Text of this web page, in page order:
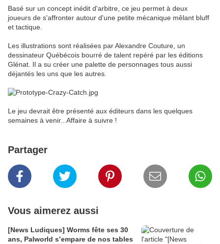
Basé sur un concept inédit d'arbitre, ce jeu permet à deux
joueurs de s'affronter autour d'une petite mécanique mêlant bluff
et tactique.
Les illustrations sont réalisées par Alexandre Couture, un
dessinateur Québécois bourré de talent repéré par les éditions
Glénat. Il a su créer une palette de personnages tous aussi
déjantés les uns que les autres.
Le jeu devrait être présenté aux éditeurs dans les quelques
semaines à venir...Affaire à suivre !
Partager
Vous aimerez aussi
[News Ludiques] Worms fête ses 30
ans, Palworld s’empare de nos tables